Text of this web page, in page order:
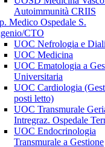
Autoimmunità CRIIS
Medico Ospedale S.
CTO
UOC Nefrologia e
UOC Medicina
UOC Ematologia a
Universitaria
UOC Cardiologia
posti letto)
UOC Transmurale
Intregraz. Ospedale
UOC Endocrinologia
Transmurale a Gestione